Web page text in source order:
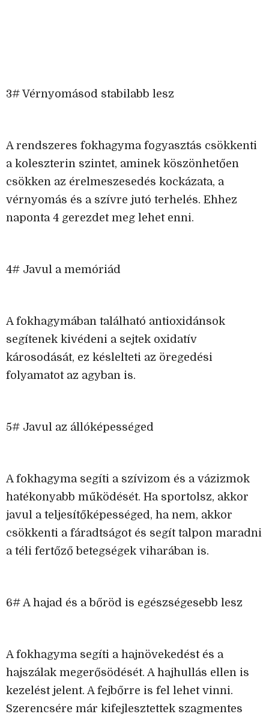
3# Vérnyomásod stabilabb lesz
A rendszeres fokhagyma fogyasztás csökkenti
a koleszterin szintet, aminek köszönhetően
csökken az érelmeszesedés kockázata, a
vérnyomás és a szívre jutó terhelés. Ehhez
naponta 4 gerezdet meg lehet enni.
4# Javul a memóriád
A fokhagymában található antioxidánsok
segítenek kivédeni a sejtek oxidatív
károsodását, ez késlelteti az öregedési
folyamatot az agyban is.
5# Javul az állóképességed
A fokhagyma segíti a szívizom és a vázizmok
hatékonyabb működését. Ha sportolsz, akkor
javul a teljesítőképességed, ha nem, akkor
csökkenti a fáradtságot és segít talpon maradni
a téli fertőző betegségek viharában is.
6# A hajad és a bőröd is egészségesebb lesz
A fokhagyma segíti a hajnövekedést és a
hajszálak megerősödését. A hajhullás ellen is
kezelést jelent. A fejbőrre is fel lehet vinni.
Szerencsére már kifejlesztettek szagmentes